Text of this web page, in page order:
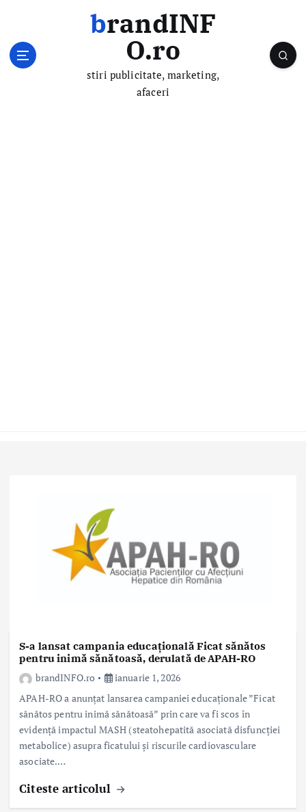
brandINF
O.ro
stiri publicitate, marketing,
afaceri
S-a lansat campania educațională Ficat sănătos
pentru inimă sănătoasă, derulată de APAH-RO
brandINFO.ro
ianuarie 1, 2026
APAH-RO a anunțat lansarea campaniei educaționale ”Ficat
sănătos pentru inimă sănătoasă” prin care va fi scos în
evidență impactul MASH (steatohepatită asociată disfuncției
metabolice) asupra ficatului și riscurile cardiovasculare
asociate.…
Citeste articolul